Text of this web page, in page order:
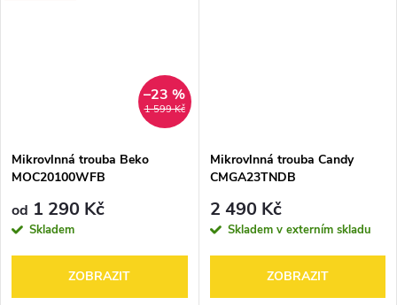
1 599 Kč
–23 %
Mikrovlnná trouba Beko
MOC20100WFB
od 1 290 Kč
Skladem
ZOBRAZIT
Mikrovlnná trouba Candy
CMGA23TNDB
2 490 Kč
Skladem v externím skladu
ZOBRAZIT